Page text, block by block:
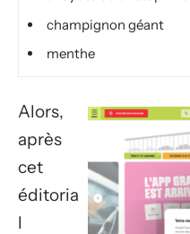
champignon géant
menthe
Alors,
après
cet
éditoria
l